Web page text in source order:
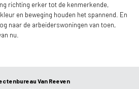
richting erker tot de kenmerkende,
en beweging houden het spannend. En
naar de arbeiderswoningen van toen,
nu.
Van Reeven